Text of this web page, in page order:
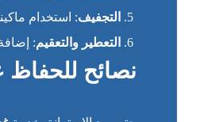
التجفيف: استخدام
التعطير والتعقيم:
نصائح